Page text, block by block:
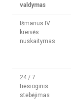
valdymas
Išmanus IV
kreivės
nuskaitymas
24 / 7
tiesioginis
stebėjimas